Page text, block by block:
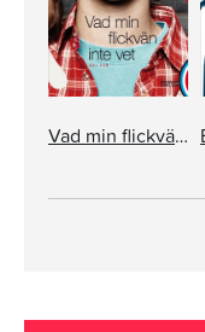
Vad min flickvän inte vet